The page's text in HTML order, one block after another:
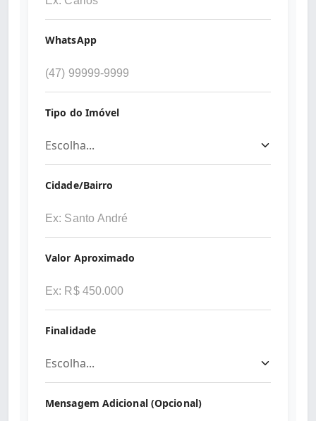
WhatsApp
Tipo do Imóvel
Cidade/Bairro
Valor Aproximado
Finalidade
Mensagem Adicional (Opcional)